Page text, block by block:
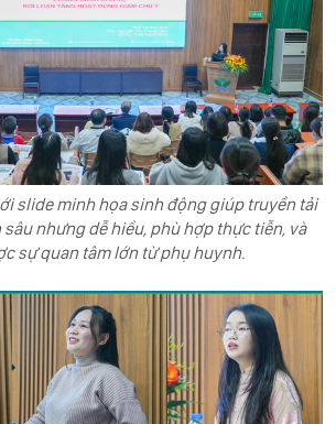
slide minh họa sinh động giúp truyền tải
nhưng dễ hiểu, phù hợp thực tiễn, và
sự quan tâm lớn từ phụ huynh.